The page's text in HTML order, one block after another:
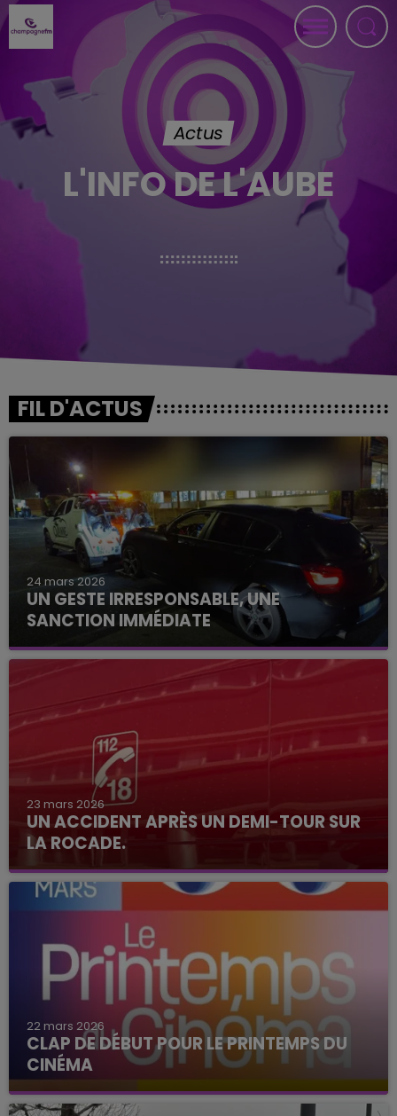
Actus
L'INFO DE L'AUBE
FIL D'ACTUS
24 mars 2026
UN GESTE IRRESPONSABLE, UNE
SANCTION IMMÉDIATE
23 mars 2026
UN ACCIDENT APRÈS UN DEMI-TOUR SUR
LA ROCADE.
22 mars 2026
CLAP DE DÉBUT POUR LE PRINTEMPS DU
CINÉMA